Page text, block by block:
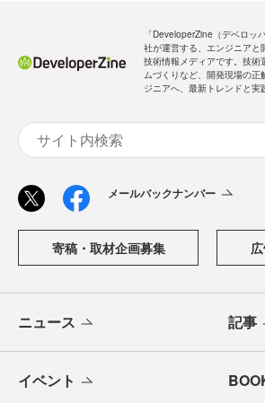
「DeveloperZine（デベロッ
社が運営する、エンジニアと
技術情報メディアです。技術
ムづくりなど、開発現場の正
ジニアへ、最新トレンドと実
メールバックナンバー
寄稿・取材企画募集
ニュース 記事
イベント